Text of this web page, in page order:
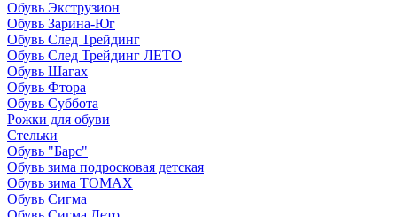
Обувь Экструзион
Обувь Зарина-Юг
Обувь След Трейдинг
Обувь След Трейдинг ЛЕТО
Обувь Шагах
Обувь Фтора
Обувь Суббота
Рожки для обуви
Стельки
Обувь "Барс"
Обувь зима подросковая детская
Обувь зима ТОМАХ
Обувь Сигма